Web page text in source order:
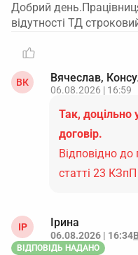
Добрий
відутності ТД
ВК Вячеслав,
06.08.2026 | 16:59
Так, доцільно
договір.
Відповідно до
статті 23
ІР Ірина
06.08.2026 | 16:34
ВІДПОВІДЬ НАДАНО